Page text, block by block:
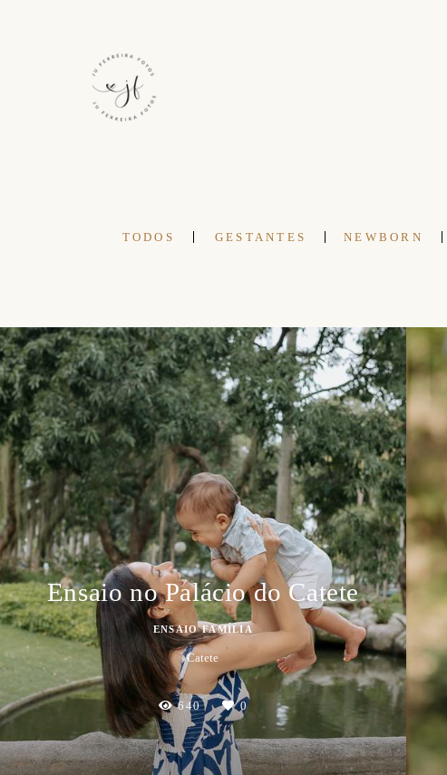
TODOS GESTANTES NEWBORN
Ensaio no Palácio do Catete
ENSAIO FAMÍLIA
Catete
640 0